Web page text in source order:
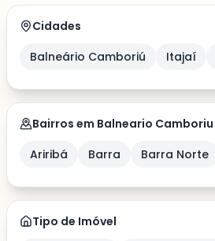
Cidades
Balneário Camboriú
Itajaí
Bairros em Balneario Camboriu
Ariribá
Barra Barra Norte
Tipo de Imóvel